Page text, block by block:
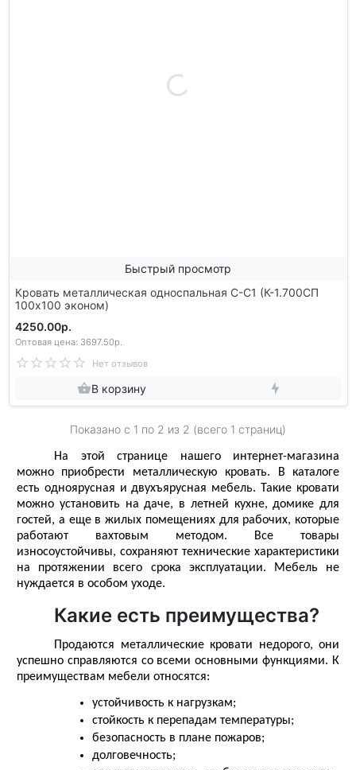
Быстрый просмотр
Кровать металлическая односпальная С-С1 (К-1.700СП
100х100 эконом)
4250.00р.
Оптовая цена: 3697.50р.
Нет отзывов
В корзину
Показано с 1 по 2 из 2 (всего 1 страниц)
На этой странице нашего интернет-магазина
можно приобрести металлическую кровать. В каталоге
есть одноярусная и двухъярусная мебель. Такие кровати
можно установить на даче, в летней кухне, домике для
гостей, а еще в жилых помещениях для рабочих, которые
работают вахтовым методом. Все товары
износоустойчивы, сохраняют технические характеристики
на протяжении всего срока эксплуатации. Мебель не
нуждается в особом уходе.
Какие есть преимущества?
Продаются металлические кровати недорого, они
успешно справляются со всеми основными функциями. К
преимуществам мебели относятся:
устойчивость к нагрузкам;
стойкость к перепадам температуры;
безопасность в плане пожаров;
долговечность;